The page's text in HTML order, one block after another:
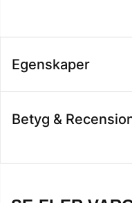
Egenskaper
Betyg &